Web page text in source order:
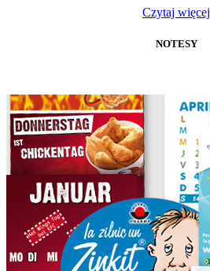
Czytaj więcej
NOTESY